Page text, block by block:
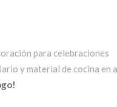
para celebraciones
y material de cocina en